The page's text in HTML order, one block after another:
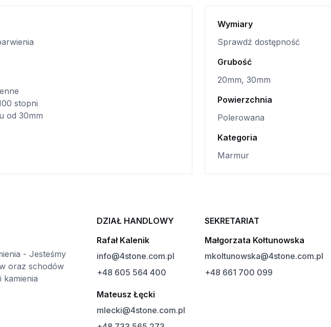
stopni
od 30mm
Wymiary
Sprawdź dostępność
Grubość
20mm, 30mm
Powierzchnia
Polerowana
Kategoria
Marmur
- Jesteśmy
oraz schodów
DZIAŁ HANDLOWY
Rafał Kalenik
info@4stone.com.pl
+48 605 564 400
Mateusz Łęcki
mlecki@4stone.com.pl
SEKRETARIAT
Małgorzata Kołtunowska
mkoltunowska@4stone.com.pl
+48 661 700 099